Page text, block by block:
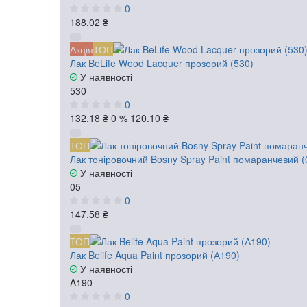
0
188.02 ₴
АкціяТОП
Лак BeLife Wood Lacquer прозорий (530)
У наявності
530
0
132.18 ₴ 0 % 120.10 ₴
ТОП
Лак тоніровочний Bosny Spray Paint помаранчевий
У наявності
05
0
147.58 ₴
ТОП
Лак Belife Aqua Paint прозорий (А190)
У наявності
A190
0